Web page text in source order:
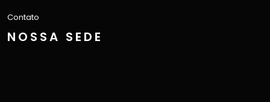
Contato
NOSSA SEDE